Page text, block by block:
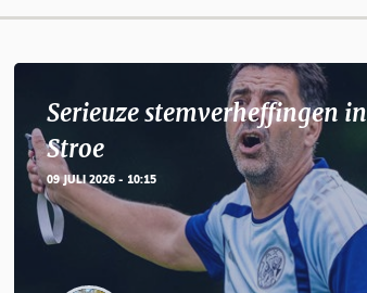
Serieuze stemverheffingen in
Stroe
09 JULI 2026 - 10:15